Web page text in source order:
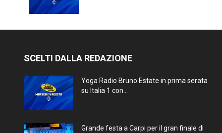
SCELTI DALLA REDAZIONE
Yoga Radio Bruno Estate in prima serata
su Italia 1 con...
Grande festa a Carpi per il gran finale di